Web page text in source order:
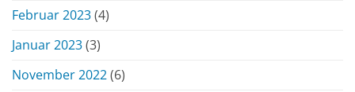
Februar 2023(4)
Januar 2023(3)
November 2022(6)